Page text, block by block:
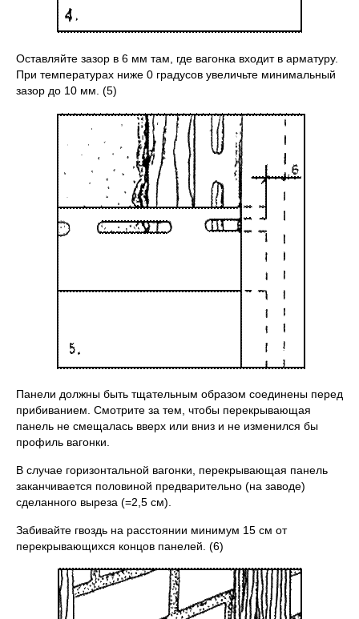
Оставляйте зазор в 6 мм там, где вагонка входит в арматуру.
При температурах ниже 0 градусов увеличьте минимальный
зазор до 10 мм. (5)
Панели должны быть тщательным образом соединены перед
прибиванием. Смотрите за тем, чтобы перекрывающая
панель не смещалась вверх или вниз и не изменился бы
профиль вагонки.
В случае горизонтальной вагонки, перекрывающая панель
заканчивается половиной предварительно (на заводе)
сделанного выреза (=2,5 см).
Забивайте гвоздь на расстоянии минимум 15 см от
перекрывающихся концов панелей. (6)